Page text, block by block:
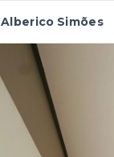
Alberico Simões